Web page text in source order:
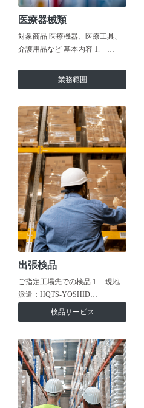
医療器械類
対象商品 医療機器、医療工具、
介護用品など 基本内容 1. …
業務範囲
出張検品
ご指定工場先での検品 1. 現地
派遣：HQTS-YOSHID…
検品サービス